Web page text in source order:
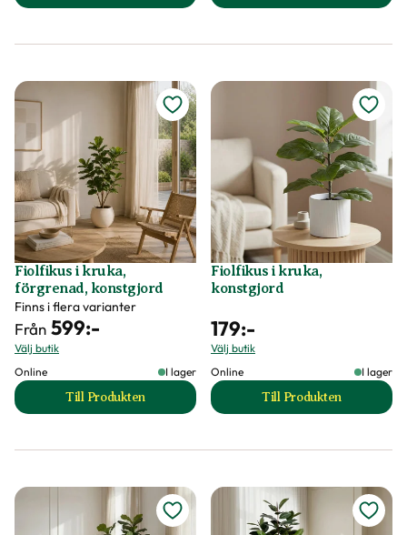
Fiolfikus i kruka,
förgrenad, konstgjord
Finns i flera varianter
Från 599:-
Välj butik
Online
I lager
Till Produkten
till Fiolfikus i kruka, förgrenad, konstgjord
Fiolfikus i kruka,
konstgjord
179:-
Välj butik
Online
I lager
Till Produkten
till Fiolfikus i